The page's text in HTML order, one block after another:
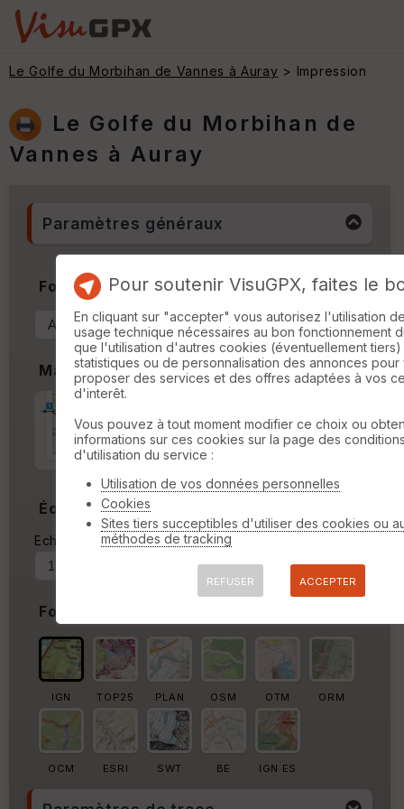
Le Golfe du Morbihan de Vannes à Auray > Impression
Le Golfe du Morbihan de
Vannes à Auray
Paramètres généraux
Format & Orientation
Marges
Marge autour de la trace
Échelle
Echelle actuelle : 1/73721
Fond de carte
IGN TOP25 PLAN OSM OTM ORM
OCM ESRI SWT BE IGN ES
Pour soutenir VisuGPX, faites le
En cliquant sur "accepter" vous autorisez l'utilisation
usage technique nécessaires au bon fonctionnement
que l'utilisation d'autres cookies (éventuellement
statistiques ou de personnalisation des annonces pour
proposer des services et des offres adaptées à vos
d'interêt.
Vous pouvez à tout moment modifier ce choix ou
informations sur ces cookies sur la page des
d'utilisation du service :
Utilisation de vos données personnelles
Cookies
Sites tiers succeptibles d'utiliser des cookies ou
méthodes de tracking
REFUSER ACCEPTER